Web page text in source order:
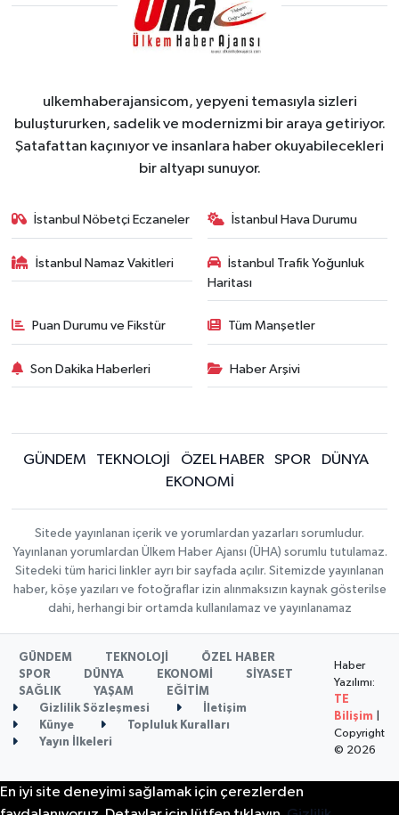
ulkemhaberajansicom, yepyeni temasıyla sizleri
buluştururken, sadelik ve modernizmi bir araya getiriyor.
Şatafattan kaçınıyor ve insanlara haber okuyabilecekleri
bir altyapı sunuyor.
İstanbul Nöbetçi Eczaneler İstanbul Hava Durumu
İstanbul Namaz Vakitleri
İstanbul Trafik Yoğunluk
Haritası
Puan Durumu ve Fikstür Tüm Manşetler
Son Dakika Haberleri Haber Arşivi
GÜNDEM TEKNOLOJİ ÖZEL HABER SPOR
DÜNYA
EKONOMİ
Sitede yayınlanan içerik ve yorumlardan yazarları sorumludur.
Yayınlanan yorumlardan Ülkem Haber Ajansı (ÜHA) sorumlu tutulamaz.
Sitedeki tüm harici linkler ayrı bir sayfada açılır. Sitemizde yayınlanan
haber, köşe yazıları ve fotoğraflar izin alınmaksızın kaynak gösterilse
dahi, herhangi bir ortamda kullanılamaz ve yayınlanamaz
GÜNDEM TEKNOLOJİ
ÖZEL HABER
SPOR
DÜNYA EKONOMİ
SİYASET
SAĞLIK
YAŞAM
EĞİTİM
Gizlilik Sözleşmesi
İletişim
Künye
Topluluk Kuralları
Yayın İlkeleri
Haber
Yazılımı:
TE
Bilişim
Copyright
© 2026
En iyi site deneyimi sağlamak için çerezlerden